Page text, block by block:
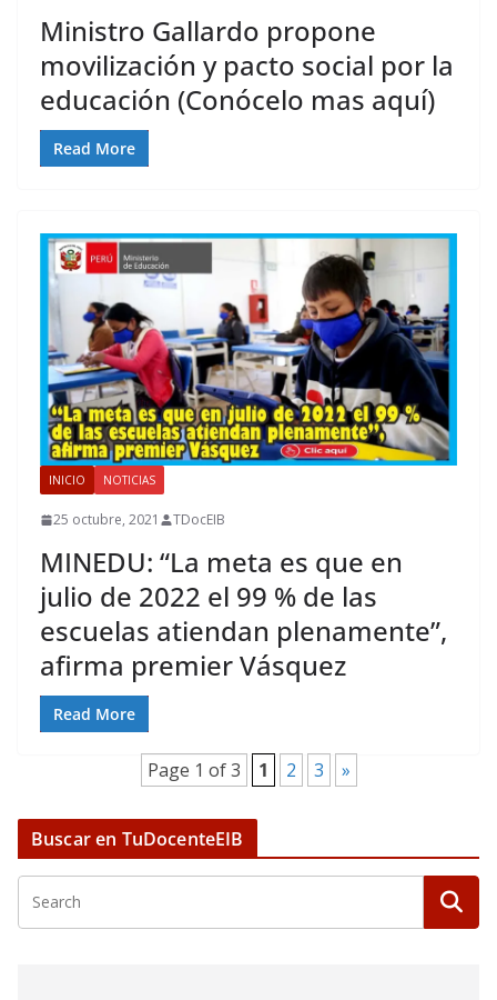
Ministro Gallardo propone
movilización y pacto social por la
educación (Conócelo mas aquí)
Read More
INICIO NOTICIAS
25 octubre, 2021 TDocEIB
MINEDU: “La meta es que en
julio de 2022 el 99 % de las
escuelas atiendan plenamente”,
afirma premier Vásquez
Read More
Page 1 of 3 1 2 3 »
Buscar en TuDocenteEIB